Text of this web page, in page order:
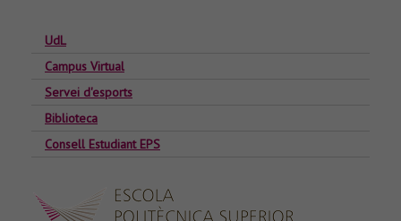
UdL
Campus Virtual
Servei d'esports
Biblioteca
Consell Estudiant EPS